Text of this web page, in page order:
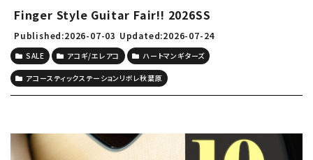
Finger Style Guitar Fair!! 2026SS
Published:2026-07-03 Updated:2026-07-24
SALE アコギ/エレアコ ハートマンギターズ
アコースティックステーションリボレ秋葉原